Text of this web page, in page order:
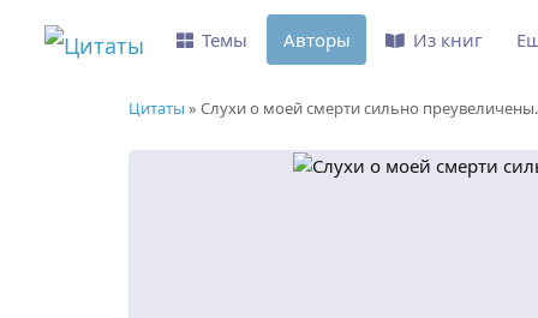
Цитаты » Слухи о моей смерти сильно преувеличены.
Темы Авторы Из книг